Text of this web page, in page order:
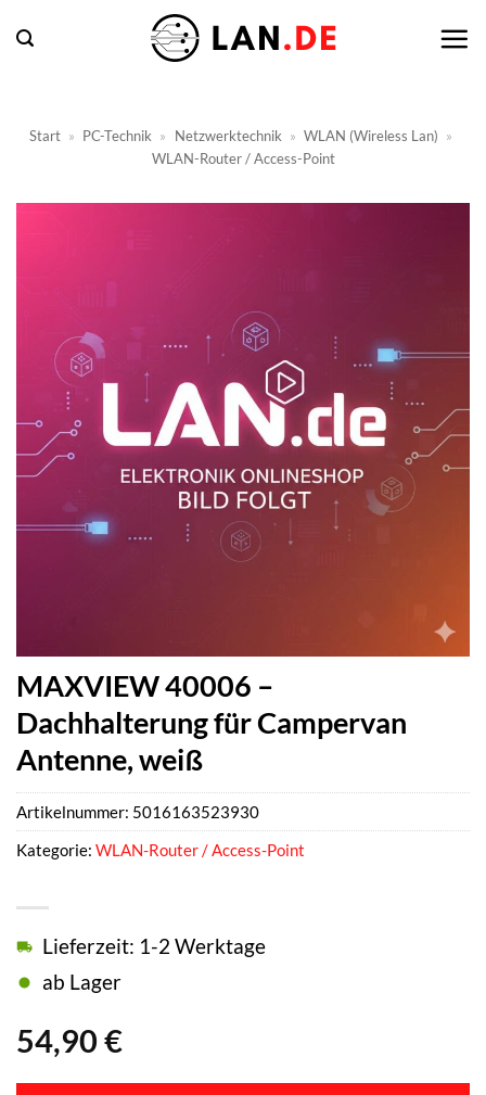
Inhalt
Start » PC-Technik » Netzwerktechnik » WLAN (Wireless Lan) »
WLAN-Router / Access-Point
MAXVIEW 40006 –
Dachhalterung für Campervan
Antenne, weiß
54,90 €
Lieferzeit: 1-2 Werktage
ab Lager
Artikelnummer: 5016163523930
Kategorie: WLAN-Router / Access-Point